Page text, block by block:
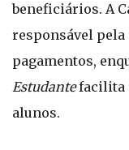
beneficiários. A
responsável pela
pagamentos,
Estudantefacilita
alunos.